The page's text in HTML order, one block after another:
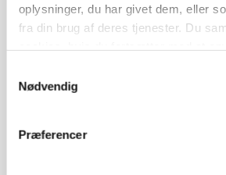
oplysninger, du har givet dem, eller
fra din brug af deres tjenester. Du
Nødvendig
Præferencer